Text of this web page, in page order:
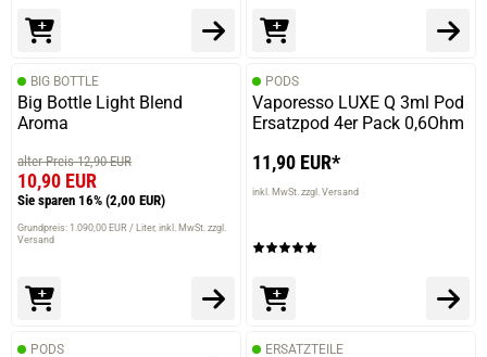
BIG BOTTLE
Big Bottle Light Blend
Aroma
alter Preis 12,90 EUR
10,90 EUR
Sie sparen 16% (2,00 EUR)
Grundpreis: 1.090,00 EUR / Liter inkl. MwSt. zzgl.
Versand
PODS
Vaporesso LUXE Q 3ml Pod
Ersatzpod 4er Pack 0,6Ohm
11,90 EUR*
inkl. MwSt. zzgl. Versand
PODS ERSATZTEILE